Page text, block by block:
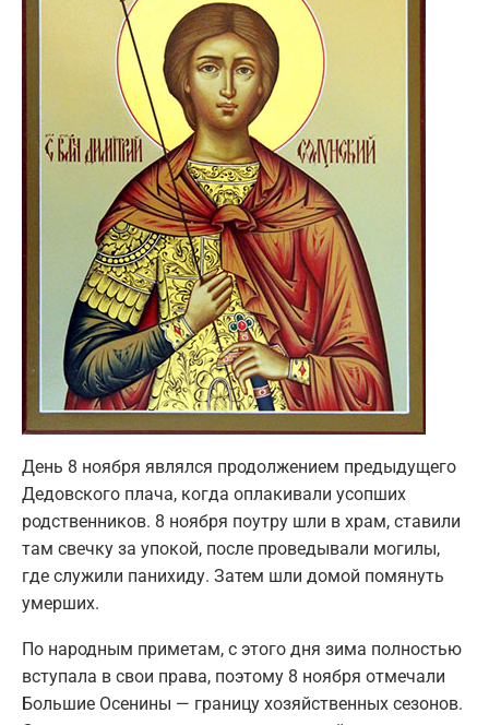
День 8 ноября являлся продолжением предыдущего
Дедовского плача, когда оплакивали усопших
родственников. 8 ноября поутру шли в храм, ставили
там свечку за упокой, после проведывали могилы,
где служили панихиду. Затем шли домой помянуть
умерших.
По народным приметам, с этого дня зима полностью
вступала в свои права, поэтому 8 ноября отмечали
Большие Осенины — границу хозяйственных сезонов.